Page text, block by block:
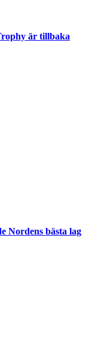
är tillbaka
Nordens bästa lag